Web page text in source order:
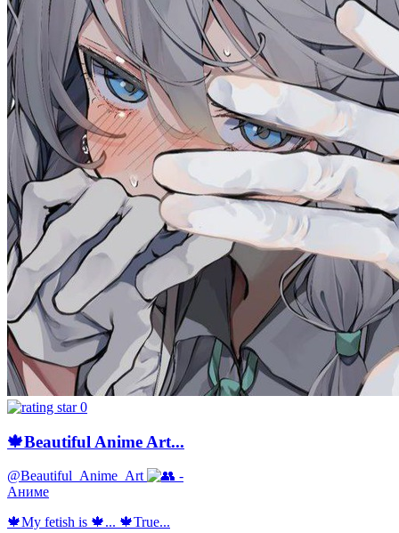
0
🍁Beautiful Anime Art...
@Beautiful_Anime_Art
-
Аниме
🍁My fetish is 🍁... 🍁True...